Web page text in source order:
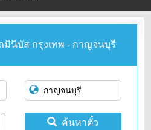
มินิบัส กรุงเทพ - กาญจนบุรี
ค้นหาตั๋ว